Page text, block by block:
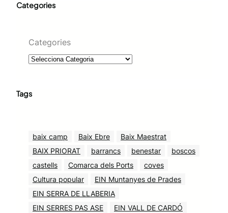
Categories
Categories
Tags
baix camp Baix Ebre
Baix Maestrat
BAIX PRIORAT
barrancs benestar
boscos
castells
Comarca dels Ports
coves
Cultura popular
EIN Muntanyes de Prades
EIN SERRA DE LLABERIA
EIN SERRES PAS ASE
EIN VALL DE CARDÓ